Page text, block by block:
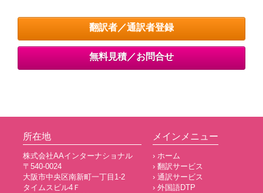
翻訳者／通訳者登録
無料見積／お問合せ
所在地
株式会社AAインターナショナル
〒540-0024
大阪市中央区南新町一丁目1-2
タイムスビル4Ｆ
メインメニュー
› ホーム
› 翻訳サービス
› 通訳サービス
› 外国語DTP